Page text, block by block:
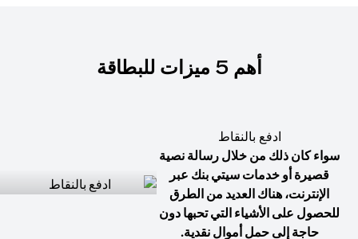
أهم 5 ميزات للبطاقة
ادفع بالنقاط
سواء كان ذلك من خلال رسالة نصية
قصيرة أو خدمات سيتي بنك عبر
الإنترنت، هناك العديد من الطرق
للحصول على الأشياء التي تحبها دون
حاجة إلى حمل أموال نقدية.